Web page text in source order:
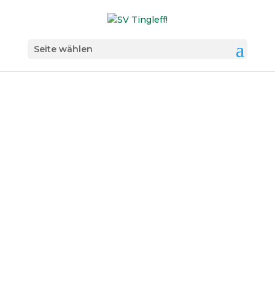
Seite wählen